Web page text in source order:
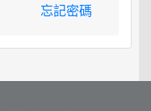
忘記密碼